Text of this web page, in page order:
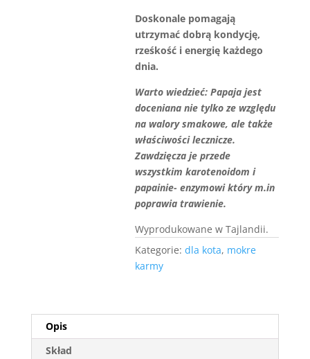
Doskonale pomagają
utrzymać dobrą kondycję,
rześkość i energię każdego
dnia.
Warto wiedzieć: Papaja jest
doceniana nie tylko ze względu
na walory smakowe, ale także
właściwości lecznicze.
Zawdzięcza je przede
wszystkim karotenoidom i
papainie- enzymowi który m.in
poprawia trawienie.
Wyprodukowane w Tajlandii.
Kategorie:dla kota, mokre
karmy
Opis
Skład